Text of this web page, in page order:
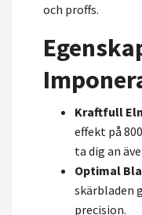
och proffs.
Kraftfull
effekt på
ta dig an
Optimal
skärbladen
precision.